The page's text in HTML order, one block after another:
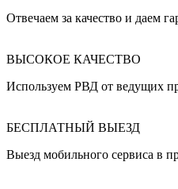
Отвечаем за качество и даем
ВЫСОКОЕ КАЧЕСТВО
Используем РВД от ведущих
БЕСПЛАТНЫЙ ВЫЕЗД
Выезд мобильного сервиса в